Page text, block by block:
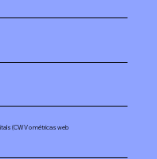
(CWV o métricas web